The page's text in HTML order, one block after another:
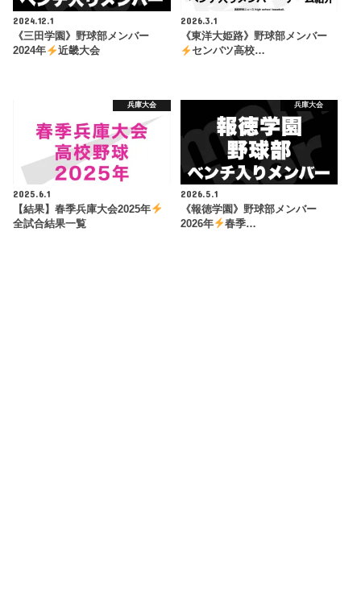
2024.12.1
《三田学園》野球部メンバー
2024年
近畿大会
2026.3.1
《東洋大姫路》野球部メンバー
センバツ高校…
兵庫大会
2025.6.1
【結果】春季兵庫大会2025年
全試合結果一覧
兵庫大会
2026.5.1
《報徳学園》野球部メンバー
2026年
春季…